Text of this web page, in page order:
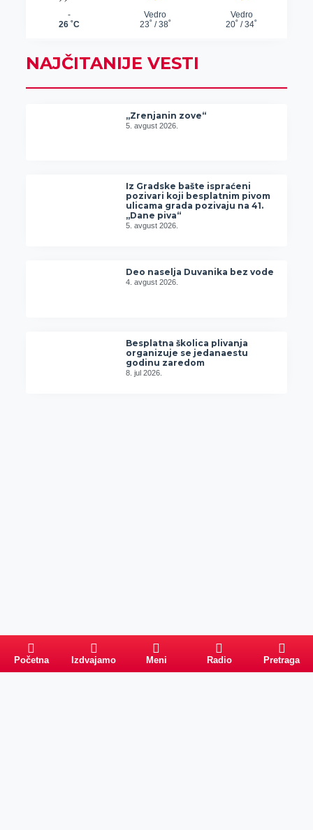
NAJČITANIJE VESTI
„Zrenjanin zove“
5. avgust 2026.
Iz Gradske bašte ispraćeni
pozivari koji besplatnim pivom
ulicama grada pozivaju na 41.
„Dane piva“
5. avgust 2026.
Deo naselja Duvanika bez vode
4. avgust 2026.
Besplatna školica plivanja
organizuje se jedanaestu
godinu zaredom
8. jul 2026.
Početna Izdvajamo Meni Radio Pretraga